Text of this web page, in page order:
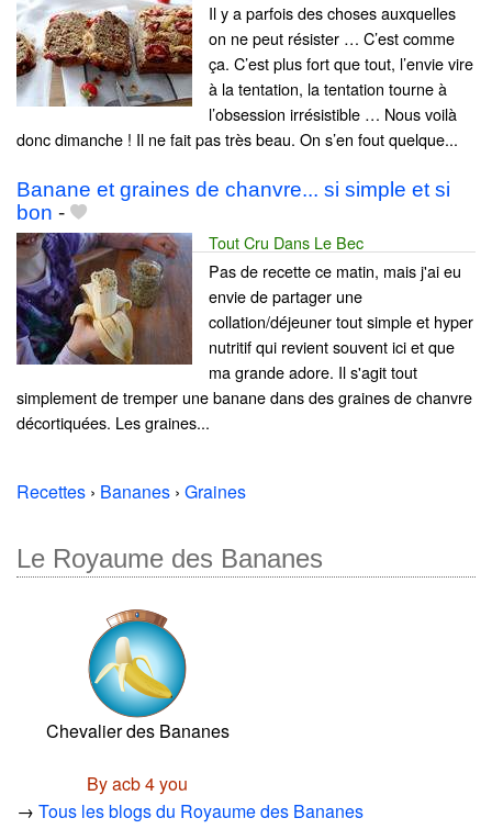
Il y a parfois des choses auxquelles
on ne peut résister … C’est comme
ça. C’est plus fort que tout, l’envie vire
à la tentation, la tentation tourne à
l’obsession irrésistible … Nous voilà
donc dimanche ! Il ne fait pas très beau. On s’en fout quelque...
Banane et graines de chanvre... si simple et si
bon -
Tout Cru Dans Le Bec
Pas de recette ce matin, mais j'ai eu
envie de partager une
collation/déjeuner tout simple et hyper
nutritif qui revient souvent ici et que
ma grande adore. Il s'agit tout
simplement de tremper une banane dans des graines de chanvre
décortiquées. Les graines...
Recettes › Bananes › Graines
Le Royaume des Bananes
Chevalier des Bananes
By acb 4 you
→ Tous les blogs du Royaume des Bananes